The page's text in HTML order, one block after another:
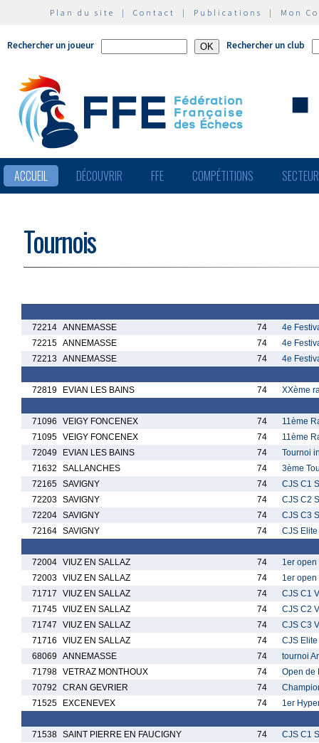
Plan du site | Contact | Publications | Mon
Rechercher un joueur Rechercher un club
ACCUEIL DÉCOUVRIR FFE COMPÉTITIONS
Tournois
72214 ANNEMASSE 74
4e
72215 ANNEMASSE 74
4e
72213
ANNEMASSE 74 4e
72819 EVIAN LES BAINS 74 XXème
71096 VEIGY FONCENEX 74
11ème
71095 VEIGY FONCENEX 74
11ème
72049
EVIAN LES BAINS 74
Tournoi
71632
SALLANCHES 74
3ème
72165 SAVIGNY 74
CJS C1
72203 SAVIGNY 74
CJS C2
72204 SAVIGNY 74
CJS C3
72164 SAVIGNY 74 CJS
72004 VIUZ EN SALLAZ 74
1er
72003 VIUZ EN SALLAZ 74
1er
71717
VIUZ EN SALLAZ 74
CJS C1
71745 VIUZ EN SALLAZ 74
CJS C2
71747
VIUZ EN SALLAZ 74
CJS C3
71716
VIUZ EN SALLAZ 74
CJS
68069
ANNEMASSE 74
tournoi
71798 VETRAZ MONTHOUX 74
Open de
70792
CRAN GEVRIER 74
71525
EXCENEVEX 74 1er
71538 SAINT PIERRE EN FAUCIGNY 74
CJS C1